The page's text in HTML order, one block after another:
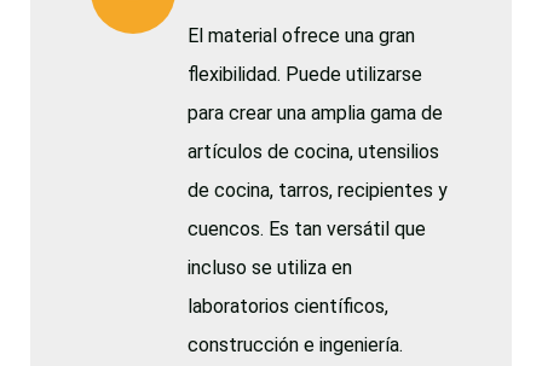
El material ofrece una gran
flexibilidad. Puede utilizarse
para crear una amplia gama de
artículos de cocina, utensilios
de cocina, tarros, recipientes y
cuencos. Es tan versátil que
incluso se utiliza en
laboratorios científicos,
construcción e ingeniería.